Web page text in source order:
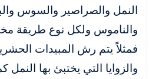
النمل والصراصير والسوس
والناموس ولكل نوع طريقة
فمثلاً يتم رش المبيدات
والزوايا التي يختبئ بها